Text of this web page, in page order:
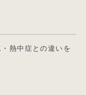
熱中症との違いを